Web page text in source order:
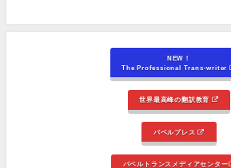
NEW！
The Professional Trans-writer
世界最高峰の翻訳教育
バベルプレス
バベルトランスメディアセンター